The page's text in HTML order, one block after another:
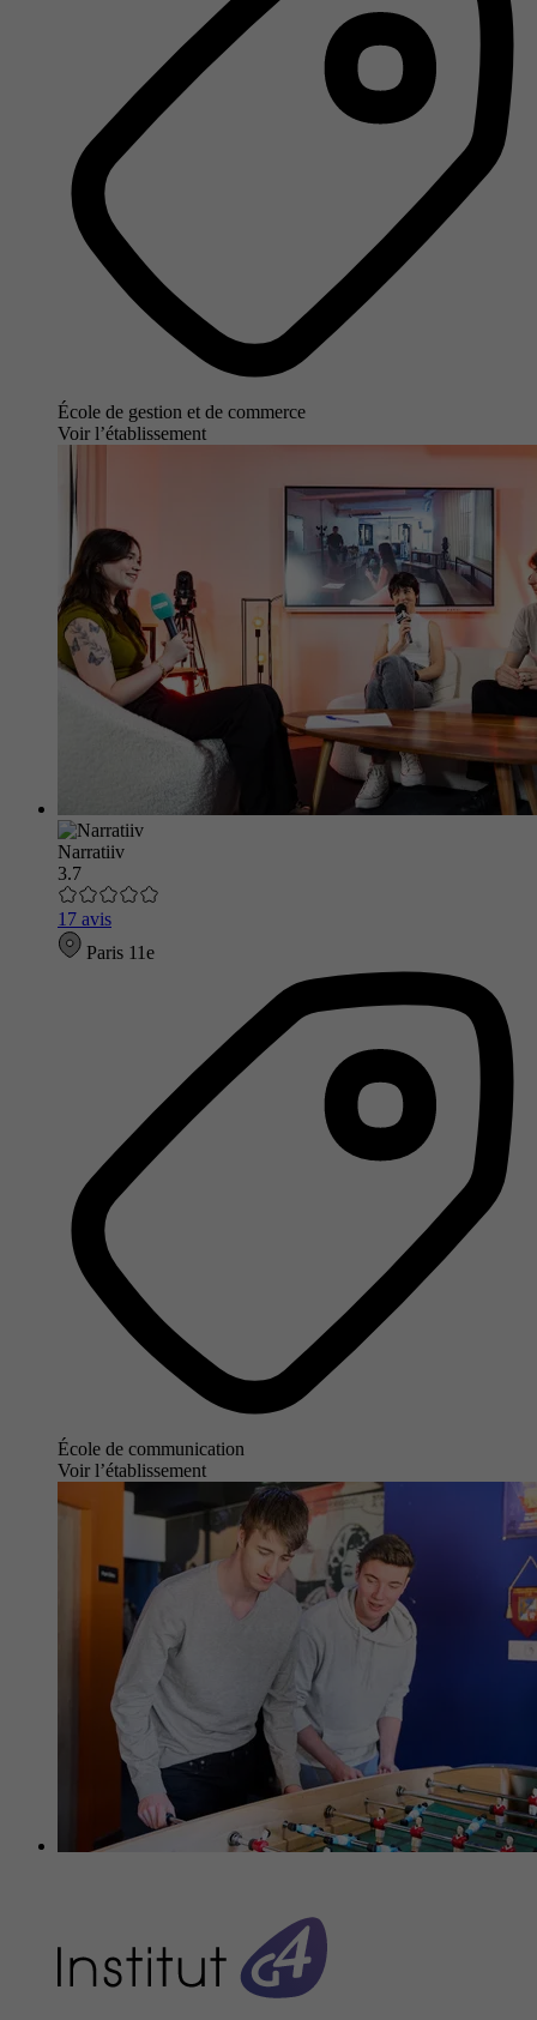
École de gestion et de commerce
Voir l’établissement
Narratiiv
3.7
17 avis
Paris 11e
École de communication
Voir l’établissement